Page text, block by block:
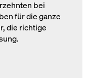
bei
für die ganze
die richtige